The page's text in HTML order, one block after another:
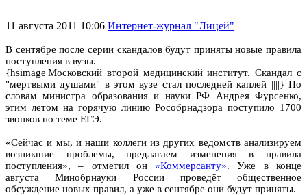
11 августа 2011 10:06 Интернет-журнал "Лицей"
В сентябре после серии скандалов будут приняты новые правила
поступления в вузы.
{hsimage|Московский второй медицинский институт. Скандал с
"мертвыми душами" в этом вузе стал последней каплей ||||} По
словам министра образования и науки РФ Андрея Фурсенко,
этим летом на горячую линию Рособрнадзора поступило 1700
звонков по теме ЕГЭ.
«Сейчас и мы, и наши коллеги из других ведомств анализируем
возникшие проблемы, предлагаем изменения в правила
поступления», – отметил он «Коммерсанту». Уже в конце
августа Минобрнауки России проведёт общественное
обсуждение новых правил, а уже в сентябре они будут приняты.